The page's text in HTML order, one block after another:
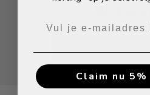
Je
Claim nu